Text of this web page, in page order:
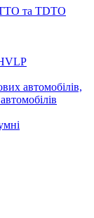
та TDTO
автомобілів,